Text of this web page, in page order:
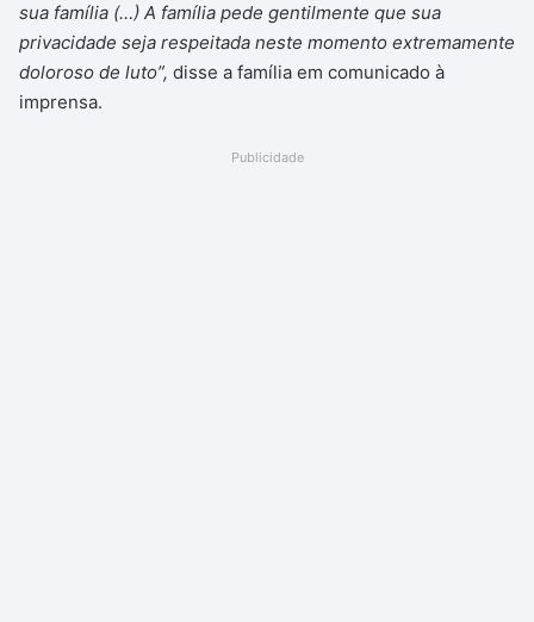
sua família (…) A família pede gentilmente que sua
privacidade seja respeitada neste momento extremamente
doloroso de luto”, disse a família em comunicado à
imprensa.
Publicidade